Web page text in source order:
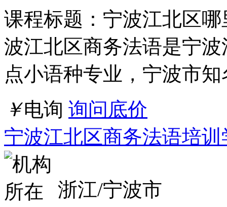
课程标题：宁波江北区
波江北区商务法语是宁
点小语种专业，宁波市知
￥电询 询问底价
宁波江北区商务法语培训
浙江/宁波市